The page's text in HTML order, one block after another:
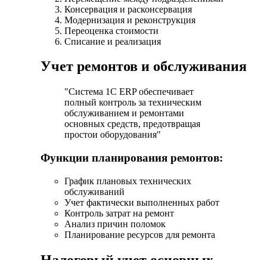
Консервация и расконсервация
Модернизация и реконструкция
Переоценка стоимости
Списание и реализация
Учет ремонтов и обслуживания
"Система 1С ERP обеспечивает
полный контроль за техническим
обслуживанием и ремонтами
основных средств, предотвращая
простои оборудования"
Функции планирования ремонтов:
График плановых технических
обслуживаний
Учет фактически выполненных работ
Контроль затрат на ремонт
Анализ причин поломок
Планирование ресурсов для ремонта